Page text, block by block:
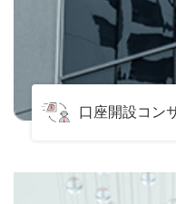
口座開設コン